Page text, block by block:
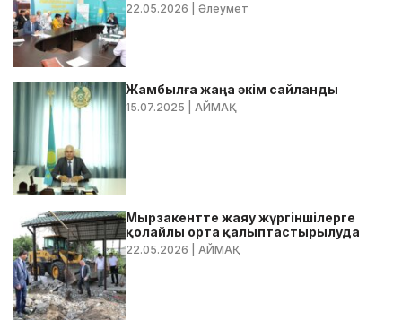
22.05.2026 | Әлеумет
Жамбылға жаңа әкім сайланды
15.07.2025 | АЙМАҚ
Мырзакентте жаяу жүргіншілерге
қолайлы орта қалыптастырылуда
22.05.2026 | АЙМАҚ